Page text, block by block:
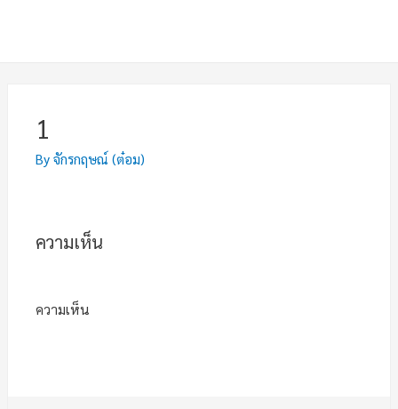
1
Byจักรกฤษณ์ (ต๋อม)
ความเห็น
ความเห็น